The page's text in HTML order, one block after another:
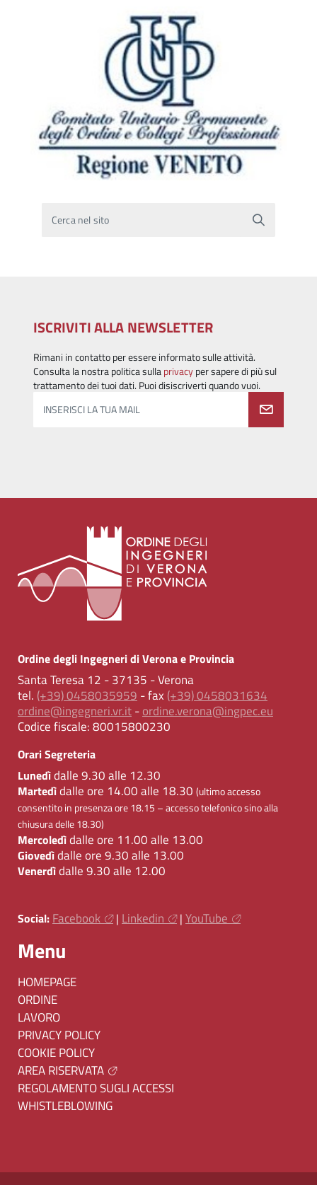
Cerca nel sito
ISCRIVITI ALLA NEWSLETTER
Rimani in contatto per essere informato sulle attività.
Consulta la nostra politica sullaprivacyper sapere di più sul
trattamento dei tuoi dati. Puoi disiscriverti quando vuoi.
INSERISCI LA TUA MAIL
Ordine degli Ingegneri di Verona e Provincia
Santa Teresa 12 - 37135 - Verona
tel. (+39) 0458035959 - fax (+39) 0458031634
ordine@ingegneri.vr.it-ordine.verona@ingpec.eu
Codice fiscale:80015800230
Orari Segreteria
Lunedìdalle 9.30 alle 12.30
Martedìdalle ore 14.00 alle 18.30 (ultimo accesso
consentito in presenza ore 18.15 – accesso telefonico sino alla
chiusura delle 18.30)
Mercoledìdalle ore 11.00 alle 13.00
Giovedìdalle ore 9.30 alle 13.00
Venerdìdalle 9.30 alle 12.00
Social: Facebook | Linkedin | YouTube
Menu
HOMEPAGE
ORDINE
LAVORO
PRIVACY POLICY
COOKIE POLICY
AREA RISERVATA
REGOLAMENTO SUGLI ACCESSI
WHISTLEBLOWING